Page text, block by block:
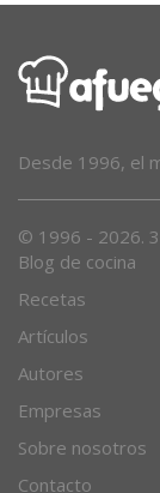
Desde 1996, el
© 1996 - 2026.
Blog de cocina
Recetas
Artículos
Autores
Empresas
Sobre nosotros
Contacto